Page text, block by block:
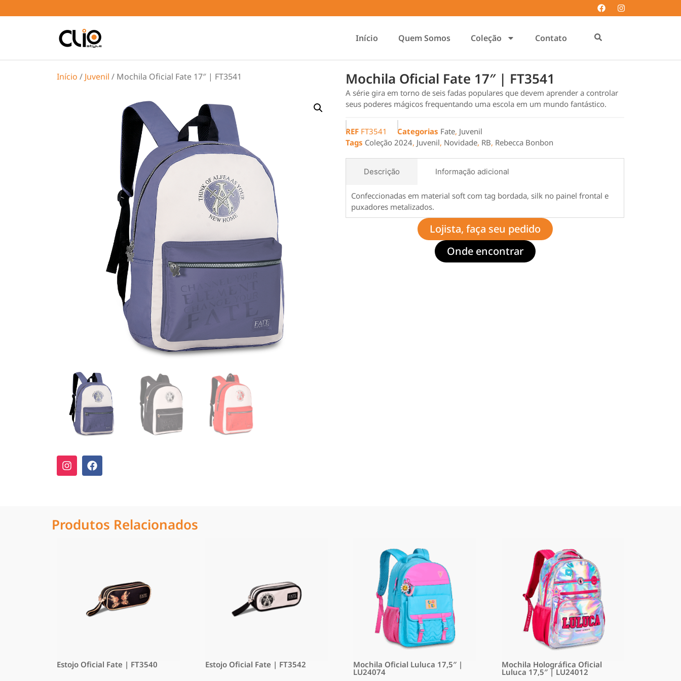
Início Quem Somos Coleção Contato
Início / Juvenil / Mochila Oficial Fate 17″ | FT3541 Mochila Oficial Fate 17″ | FT3541
A série gira em torno de seis fadas populares que devem aprender a controlar
seus poderes mágicos frequentando uma escola em um mundo fantástico.
REF FT3541 Categorias Fate, Juvenil
Tags Coleção 2024, Juvenil, Novidade, RB, Rebecca Bonbon
Descrição Informação adicional
Confeccionadas em material soft com tag bordada, silk no painel frontal e
puxadores metalizados.
Lojista, faça seu pedido
Onde encontrar
Produtos Relacionados
Estojo Oficial Fate | FT3540 Estojo Oficial Fate | FT3542 Mochila Oficial Luluca 17,5″ |
LU24074
Mochila Holográfica Oficial
Luluca 17,5″ | LU24012